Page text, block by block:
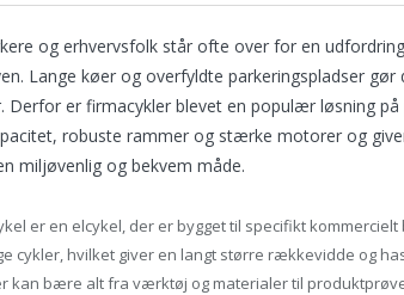
og erhvervsfolk står ofte over for en
Lange køer og overfyldte parkeringspladser
Derfor er firmacykler blevet en populær løsning
robuste rammer og stærke motorer og
miljøvenlig og bekvem måde.
er en elcykel, der er bygget til specifikt
cykler, hvilket giver en langt større rækkevidde og
kan bære alt fra værktøj og materialer til